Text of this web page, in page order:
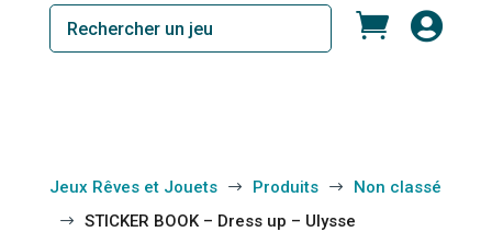
 
Jeux Rêves et Jouets $ Produits $ Non classé
$ STICKER BOOK – Dress up – Ulysse